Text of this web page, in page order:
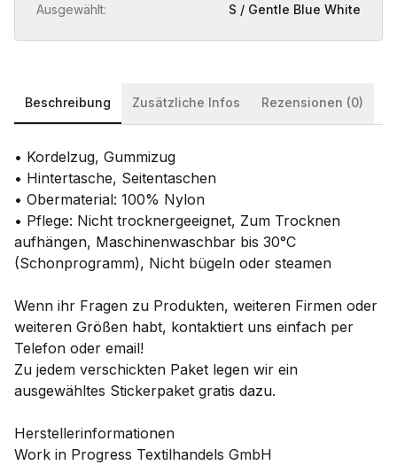
Ausgewählt: S / Gentle Blue White
Beschreibung Zusätzliche Infos Rezensionen (0)
• Kordelzug, Gummizug
• Hintertasche, Seitentaschen
• Obermaterial: 100% Nylon
• Pflege: Nicht trocknergeeignet, Zum Trocknen
aufhängen, Maschinenwaschbar bis 30°C
(Schonprogramm), Nicht bügeln oder steamen
Wenn ihr Fragen zu Produkten, weiteren Firmen oder
weiteren Größen habt, kontaktiert uns einfach per
Telefon oder email!
Zu jedem verschickten Paket legen wir ein
ausgewähltes Stickerpaket gratis dazu.
Herstellerinformationen
Work in Progress Textilhandels GmbH